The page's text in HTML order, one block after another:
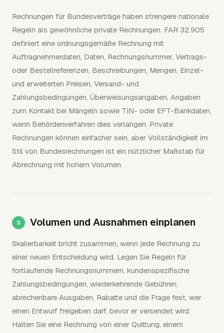
Rechnungen für Bundesverträge haben strengere nationale
Regeln als gewöhnliche private Rechnungen. FAR 32.905
definiert eine ordnungsgemäße Rechnung mit
Auftragnehmerdaten, Daten, Rechnungsnummer, Vertrags-
oder Bestellreferenzen, Beschreibungen, Mengen, Einzel-
und erweiterten Preisen, Versand- und
Zahlungsbedingungen, Überweisungsangaben, Angaben
zum Kontakt bei Mängeln sowie TIN- oder EFT-Bankdaten,
wenn Behördenverfahren dies verlangen. Private
Rechnungen können einfacher sein, aber Vollständigkeit im
Stil von Bundesrechnungen ist ein nützlicher Maßstab für
Abrechnung mit hohem Volumen.
Volumen und Ausnahmen einplanen
Skalierbarkeit bricht zusammen, wenn jede Rechnung zu
einer neuen Entscheidung wird. Legen Sie Regeln für
fortlaufende Rechnungsnummern, kundenspezifische
Zahlungsbedingungen, wiederkehrende Gebühren,
abrechenbare Ausgaben, Rabatte und die Frage fest, wer
einen Entwurf freigeben darf, bevor er versendet wird.
Halten Sie eine Rechnung von einer Quittung, einem